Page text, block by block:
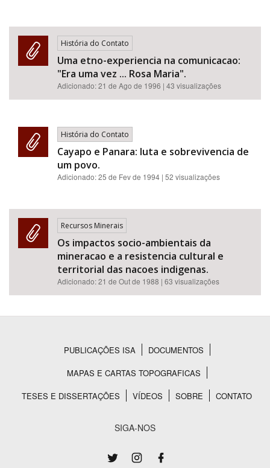
História do Contato
Uma etno-experiencia na comunicacao:
"Era uma vez ... Rosa Maria".
Adicionado:21 de Ago de 1996 | 43 visualizações
História do Contato
Cayapo e Panara: luta e sobrevivencia de
um povo.
Adicionado:25 de Fev de 1994 | 52 visualizações
Recursos Minerais
Os impactos socio-ambientais da
mineracao e a resistencia cultural e
territorial das nacoes indigenas.
Adicionado:21 de Out de 1988 | 63 visualizações
Rodapé
PUBLICAÇÕES ISA
DOCUMENTOS
MAPAS E CARTAS TOPOGRAFICAS
TESES E DISSERTAÇÕES
VÍDEOS SOBRE CONTATO
SIGA-NOS